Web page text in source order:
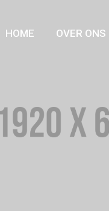
HOME OVER ONS